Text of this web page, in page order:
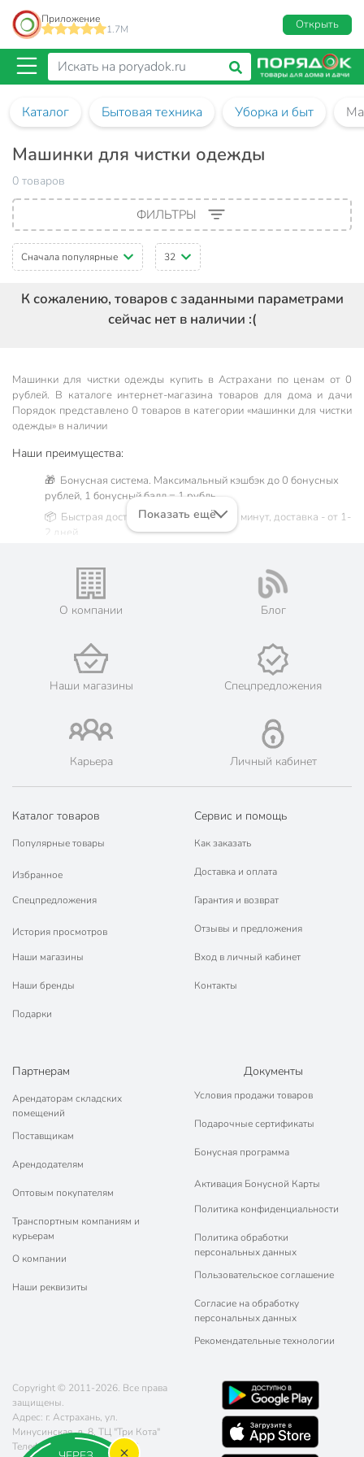
Приложение
1.7M
Открыть
Каталог Бытовая техника Уборка и быт
Машинки для чистки одежды
0 товаров
ФИЛЬТРЫ
Сначала популярные 32
К сожалению, товаров с заданными параметрами
сейчас нет в наличии :(
Машинки для чистки одежды купить в Астрахани по ценам от 0
рублей. В каталоге интернет-магазина товаров для дома и дачи
Порядок представлено 0 товаров в категории «машинки для чистки
одежды» в наличии
Наши преимущества:
🎁 Бонусная система. Максимальный кэшбэк до 0 бонусных
рублей, 1 бонусный балл = 1 рубль.
📦 Быстрая доставка. Самовывоз от 60 минут, доставка - от 1-
2 дней.
Жители Астраханской области могут сделать заказ и оплатить
его онлайн на официальном сайте сети магазинов Порядок.
Мы предлагаем бесплатную курьерскую доставку для товара
«машинки для чистки одежды» при заказе от 3000 рублей в
Яр, Харабали, Ахтубинск, Володарский, Енотаевка, Лиман,
Началово, Чёрный Яр.
💳 Оплата: онлайн на сайте интернет-гипермаркета или
🛍 Скидки, акции, распродажи каждый день!
📜 Только оригинальная продукция. Интернет-гипермаркет
Порядок - официальный представитель ведущих мировых
марок.
Показать ещё
О компании Блог
Наши магазины Спецпредложения
Карьера Личный кабинет
Каталог товаров
Популярные товары
Избранное
Спецпредложения
История просмотров
Наши магазины
Наши бренды
Подарки
Сервис и помощь
Как заказать
Доставка и оплата
Гарантия и возврат
Отзывы и предложения
Вход в личный кабинет
Контакты
Партнерам
Арендаторам складских
помещений
Поставщикам
Арендодателям
Оптовым покупателям
Транспортным компаниям и
курьерам
О компании
Наши реквизиты
Документы
Условия продажи товаров
Подарочные сертификаты
Бонусная программа
Активация Бонусной Карты
Политика конфиденциальности
Политика обработки
персональных данных
Пользовательское соглашение
Согласие на обработку
персональных данных
Рекомендательные технологии
Copyright © 2011-2026. Все права
защищены.
Адрес: г. Астрахань, ул.
Минусинская, д. 8, ТЦ "Три Кота"
Телефон:
8 (800) 770-77-06